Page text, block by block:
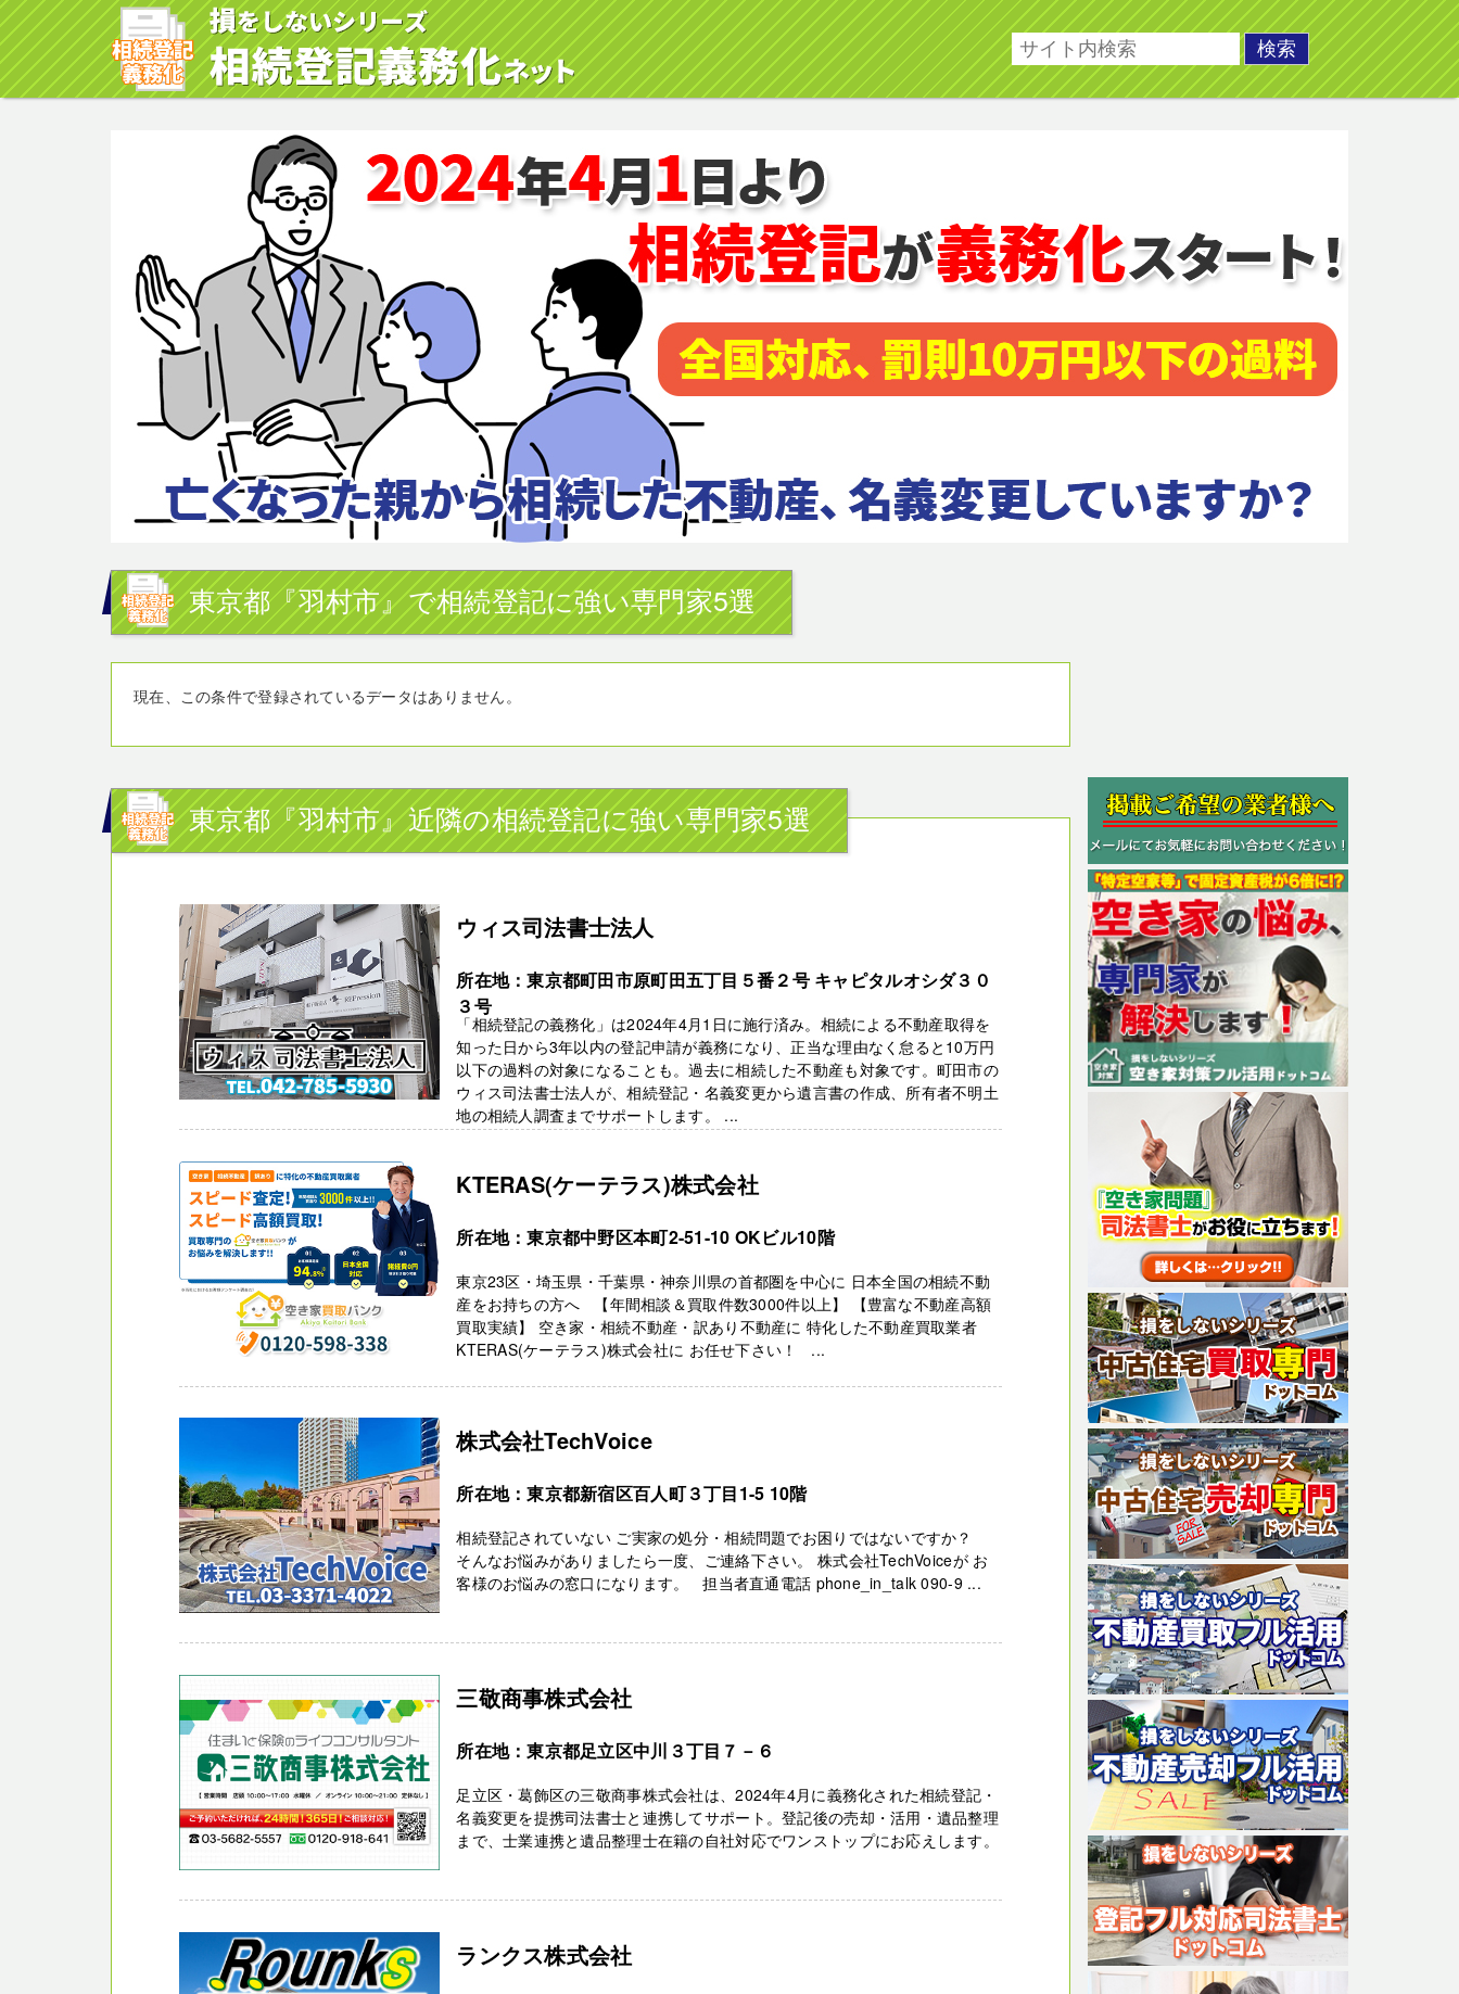
東京都『羽村市』で相続登記に強い専門家5選
現在、この条件で登録されているデータはありません。
東京都『羽村市』近隣の相続登記に強い専門家5選
ウィス司法書士法人
所在地：東京都町田市原町田五丁目５番２号 キャピタルオシダ３０
３号
「相続登記の義務化」は2024年4月1日に施行済み。相続による不動産取得を
知った日から3年以内の登記申請が義務になり、正当な理由なく怠ると10万円
以下の過料の対象になることも。過去に相続した不動産も対象です。町田市の
ウィス司法書士法人が、相続登記・名義変更から遺言書の作成、所有者不明土
地の相続人調査までサポートします。 ...
KTERAS(ケーテラス)株式会社
所在地：東京都中野区本町2-51-10 OKビル10階
東京23区・埼玉県・千葉県・神奈川県の首都圏を中心に 日本全国の相続不動
産をお持ちの方へ 【年間相談＆買取件数3000件以上】 【豊富な不動産高額
買取実績】 空き家・相続不動産・訳あり不動産に 特化した不動産買取業者
KTERAS(ケーテラス)株式会社に お任せ下さい！ ...
株式会社TechVoice
所在地：東京都新宿区百人町３丁目1-5 10階
相続登記されていない ご実家の処分・相続問題でお困りではないですか？
そんなお悩みがありましたら一度、ご連絡下さい。 株式会社TechVoiceが お
客様のお悩みの窓口になります。 担当者直通電話 phone_in_talk 090-9 ...
三敬商事株式会社
所在地：東京都足立区中川３丁目７－６
足立区・葛飾区の三敬商事株式会社は、2024年4月に義務化された相続登記・
名義変更を提携司法書士と連携してサポート。登記後の売却・活用・遺品整理
まで、士業連携と遺品整理士在籍の自社対応でワンストップにお応えします。
ランクス株式会社